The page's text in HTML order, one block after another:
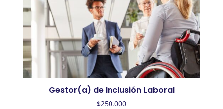
Gestor(a) de Inclusión Laboral
$250.000